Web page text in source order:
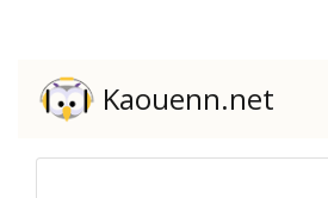
Kaouenn.net